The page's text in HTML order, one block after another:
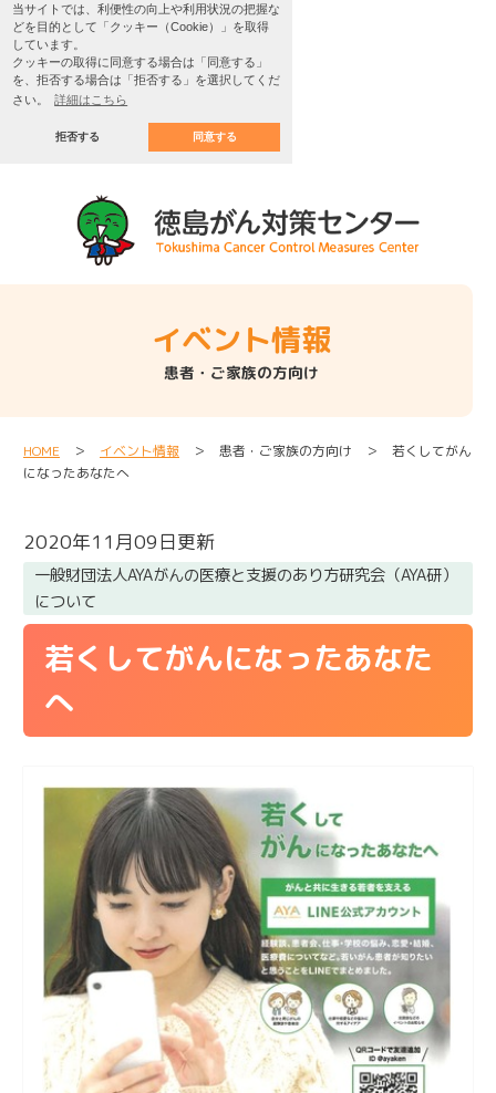
当サイトでは、利便性の向上や利用状況の把握な
どを目的として「クッキー（Cookie）」を取得
しています。
クッキーの取得に同意する場合は「同意する」
を、拒否する場合は「拒否する」を選択してくだ
さい。
詳細はこちら
拒否する 同意する
イベント情報
患者・ご家族の方向け
HOME ＞ イベント情報 ＞ 患者・ご家族の方向け ＞ 若くしてがん
になったあなたへ
2020年11月09日更新
一般財団法人AYAがんの医療と支援のあり方研究会（AYA研）
について
若くしてがんになったあなた
へ